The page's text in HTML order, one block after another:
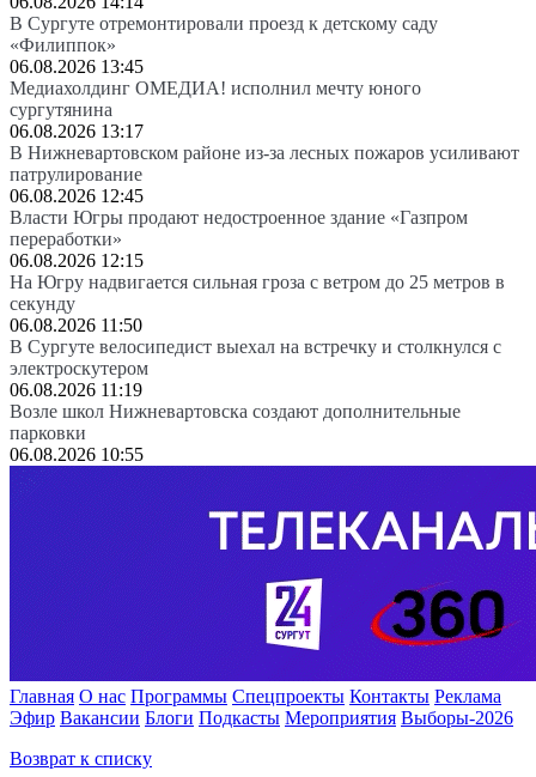
В Сургуте отремонтировали проезд к детскому саду
«Филиппок»
06.08.2026 13:45
Медиахолдинг ОМЕДИА! исполнил мечту юного
сургутянина
06.08.2026 13:17
В Нижневартовском районе из-за лесных пожаров усиливают
патрулирование
06.08.2026 12:45
Власти Югры продают недостроенное здание «Газпром
переработки»
06.08.2026 12:15
На Югру надвигается сильная гроза с ветром до 25 метров в
секунду
06.08.2026 11:50
В Сургуте велосипедист выехал на встречку и столкнулся с
электроскутером
06.08.2026 11:19
Возле школ Нижневартовска создают дополнительные
парковки
06.08.2026 10:55
Главная О нас Программы Спецпроекты Контакты Реклама
Эфир Вакансии Блоги Подкасты Мероприятия Выборы-2026
Возврат к списку